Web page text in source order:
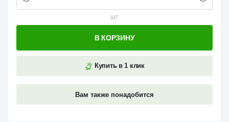
шт
Купить в 1 клик
Вам также понадобится
В КОРЗИНУ